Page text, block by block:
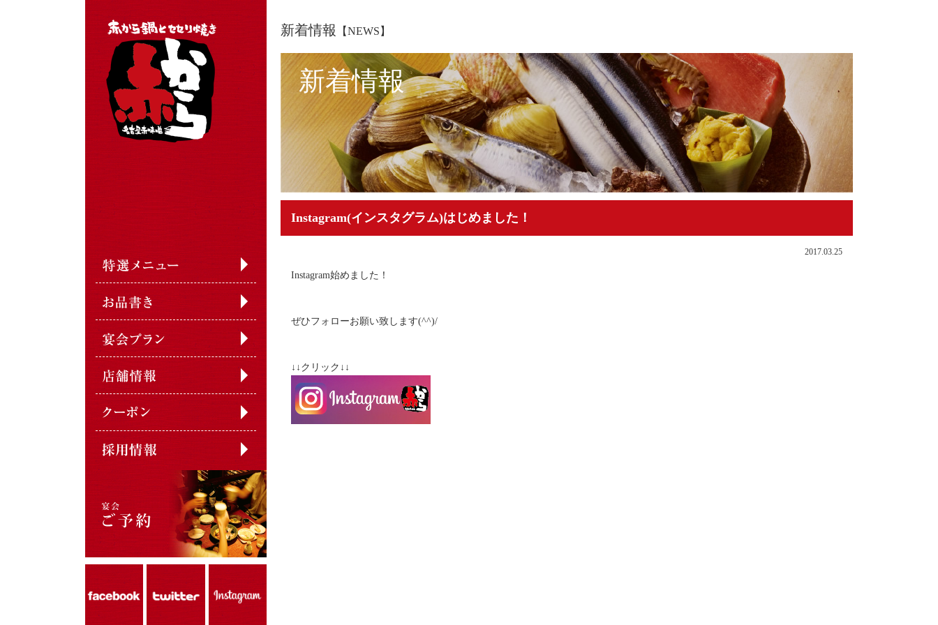
新着情報 【NEWS】
新着情報
Instagram(インスタグラム)はじめました！
2017.03.25
Instagram始めました！
ぜひフォローお願い致します(^^)/
↓↓クリック↓↓